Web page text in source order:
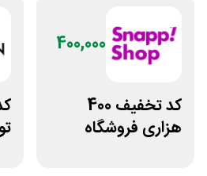
400,000
کد تخفیف 400
هزاری فروشگاه